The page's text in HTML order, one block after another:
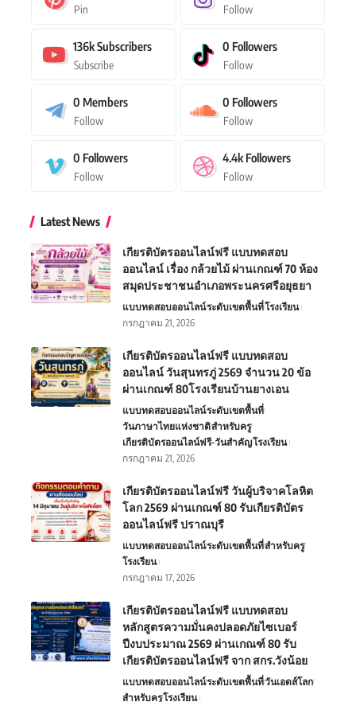
Pin Follow
136kSubscribers
Subscribe
0 Followers
Follow
0 Members
Follow
0 Followers
Follow
0 Followers
Follow
4.4k Followers
Follow
Latest News
เกียรติบัตรออนไลน์ฟรี แบบทดสอบ
ออนไลน์ เรื่อง กล้วยไม้ ผ่านเกณฑ์ 70 ห้อง
สมุดประชาชนอำเภอพระนครศรีอยุธยา
แบบทดสอบออนไลน์ระดับเขตพื้นที่โรงเรียน
กรกฎาคม 21, 2026
เกียรติบัตรออนไลน์ฟรี แบบทดสอบ
ออนไลน์ วันสุนทรภู่ 2569 จำนวน 20 ข้อ
ผ่านเกณฑ์ 80โรงเรียนบ้านยางเอน
แบบทดสอบออนไลน์ระดับเขตพื้นที่
วันภาษาไทยแห่งชาติสำหรับครู
เกียรติบัตรออนไลน์ฟรี-วันสำคัญโรงเรียน
กรกฎาคม 21, 2026
เกียรติบัตรออนไลน์ฟรี วันผู้บริจาคโลหิต
โลก 2569 ผ่านเกณฑ์ 80 รับเกียรติบัตร
ออนไลน์ฟรี ปราณบุรี
แบบทดสอบออนไลน์ระดับเขตพื้นที่สำหรับครู
โรงเรียน
กรกฎาคม 17, 2026
เกียรติบัตรออนไลน์ฟรี แบบทดสอบ
หลักสูตรความมั่นคงปลอดภัยไซเบอร์
ปีงบประมาณ 2569 ผ่านเกณฑ์ 80 รับ
เกียรติบัตรออนไลน์ฟรี จาก สกร.วังน้อย
แบบทดสอบออนไลน์ระดับเขตพื้นที่วันเอดส์โลก
สำหรับครูโรงเรียน